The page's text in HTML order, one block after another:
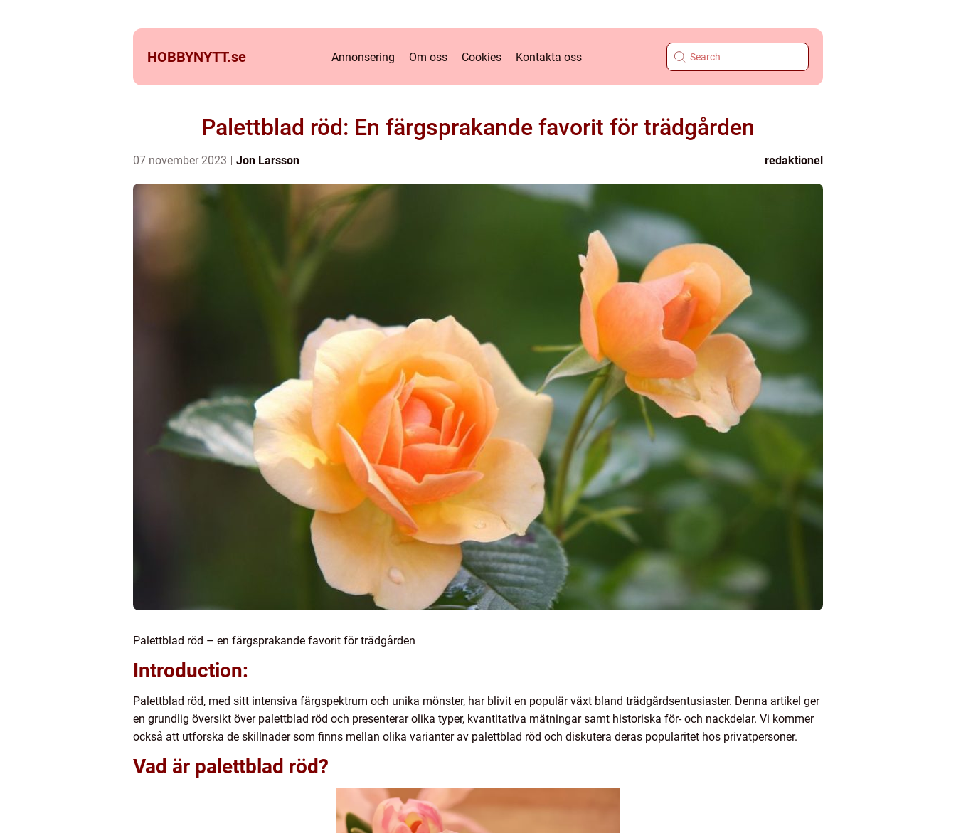
HOBBYNYTT.se Annonsering Om oss Cookies Kontakta oss
Palettblad röd: En färgsprakande favorit för trädgården
07 november 2023 Jon Larsson redaktionel
Palettblad röd – en färgsprakande favorit för trädgården
Introduction:
Palettblad röd, med sitt intensiva färgspektrum och unika mönster, har blivit en populär växt bland trädgårdsentusiaster. Denna artikel ger
en grundlig översikt över palettblad röd och presenterar olika typer, kvantitativa mätningar samt historiska för- och nackdelar. Vi kommer
också att utforska de skillnader som finns mellan olika varianter av palettblad röd och diskutera deras popularitet hos privatpersoner.
Vad är palettblad röd?